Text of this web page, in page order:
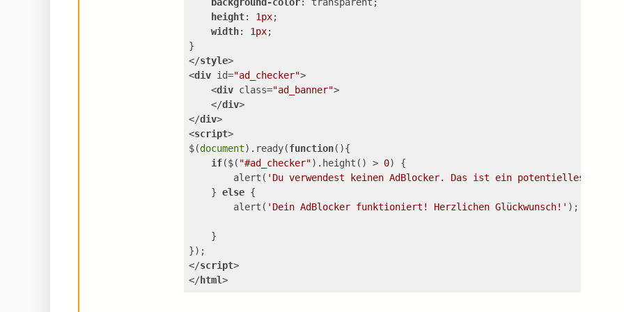
height: 1px;
width: 1px;
}
</style>
<div id="ad_checker">
<div class="ad_banner">
</div>
</div>
<script>
$(document).ready(function( ){
if($( "#ad_checker").height() > 0) {
alert( 'Du verwendest keinen AdBlocker. Das ist ein potentielles
} else {
alert( 'Dein AdBlocker funktioniert! Herzlichen Glückwunsch!' );
}
});
</script>
</html>